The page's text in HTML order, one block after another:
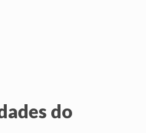
do